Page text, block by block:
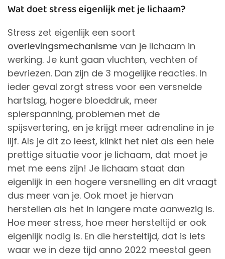
Wat doet stress eigenlijk met je lichaam?
Stress zet eigenlijk een soort
overlevingsmechanisme van je lichaam in
werking. Je kunt gaan vluchten, vechten of
bevriezen. Dan zijn de 3 mogelijke reacties. In
ieder geval zorgt stress voor een versnelde
hartslag, hogere bloeddruk, meer
spierspanning, problemen met de
spijsvertering, en je krijgt meer adrenaline in je
lijf. Als je dit zo leest, klinkt het niet als een hele
prettige situatie voor je lichaam, dat moet je
met me eens zijn! Je lichaam staat dan
eigenlijk in een hogere versnelling en dit vraagt
dus meer van je. Ook moet je hiervan
herstellen als het in langere mate aanwezig is.
Hoe meer stress, hoe meer hersteltijd er ook
eigenlijk nodig is. En die hersteltijd, dat is iets
waar we in deze tijd anno 2022 meestal geen